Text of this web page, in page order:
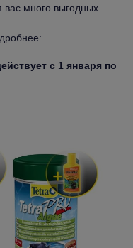
вас много выгодных
с 1 января по